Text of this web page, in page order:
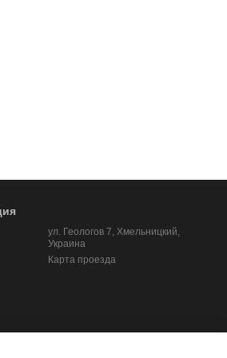
ул. Геологов 7, Хмельницкий,
Украина
Карта проезда